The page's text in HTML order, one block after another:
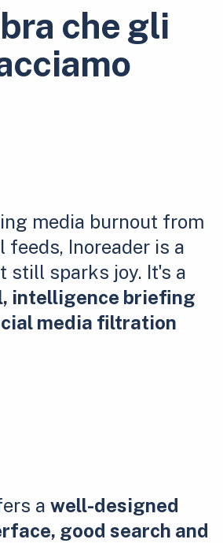
che gli
media burnout from
feeds, Inoreader is a
still sparks joy. It's a
intelligence briefing
media filtration
a well-designed
good search and